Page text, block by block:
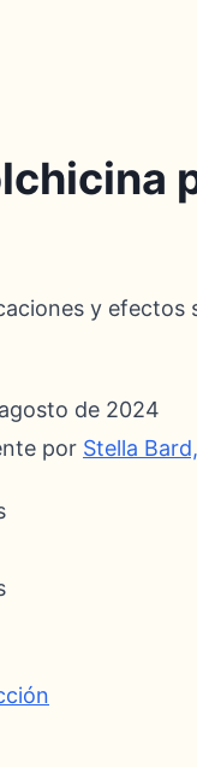
y efectos
de 2024
por Stella